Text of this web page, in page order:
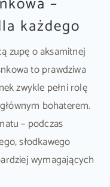
każdego
zupę o aksamitnej
to prawdziwa
zwykle pełni rolę
bohaterem.
– podczas
słodkawego
wymagających